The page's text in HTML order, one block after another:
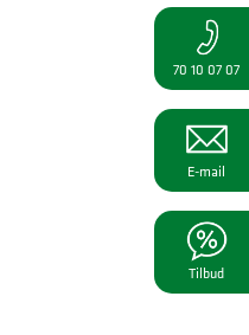
70 10 07 07
E-mail
Tilbud